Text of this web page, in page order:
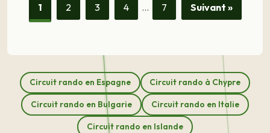
1 2 3 4 … 7 Suivant »
Circuit rando en Espagne Circuit rando à Chypre
Circuit rando en Bulgarie Circuit rando en Italie
Circuit rando en Islande